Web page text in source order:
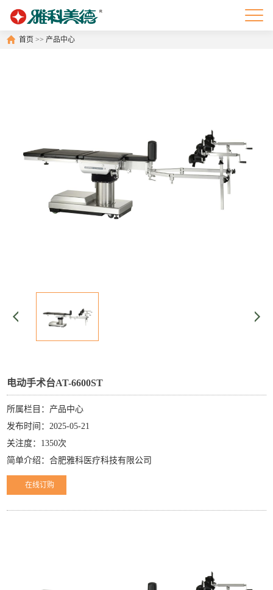
首页 >>产品中心
电动手术台AT-6600ST
所属栏目：产品中心
发布时间：2025-05-21
关注度：1350次
简单介绍：合肥雅科医疗科技有限公司
在线订购